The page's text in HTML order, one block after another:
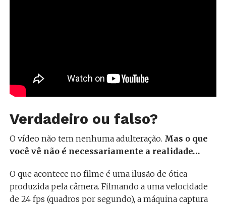
Verdadeiro ou falso?
O vídeo não tem nenhuma adulteração. Mas o que
você vê não é necessariamente a realidade…
O que acontece no filme é uma ilusão de ótica
produzida pela câmera. Filmando a uma velocidade
de 24 fps (quadros por segundo), a máquina captura